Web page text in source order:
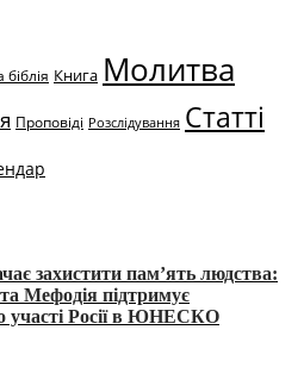
Книга Молитва
Проповіді Розслідування Статті
захистити пам’ять людства:
Мефодія підтримує
участі Росії в ЮНЕСКО